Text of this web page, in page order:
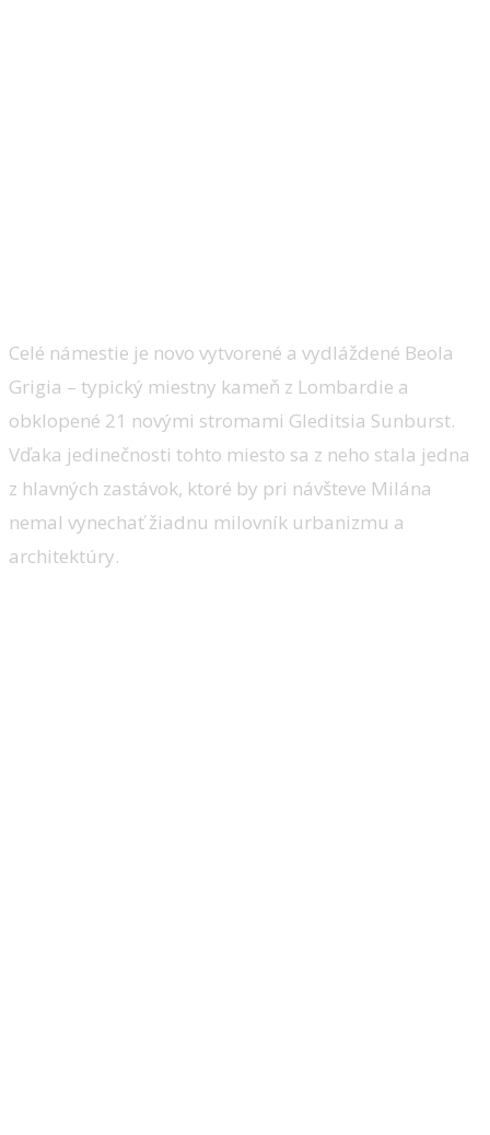
Celé námestie je novo vytvorené a vydláždené Beola
Grigia – typický miestny kameň z Lombardie a
obklopené 21 novými stromami Gleditsia Sunburst.
Vďaka jedinečnosti tohto miesto sa z neho stala jedna
z hlavných zastávok, ktoré by pri návšteve Milána
nemal vynechať žiadnu milovník urbanizmu a
architektúry.